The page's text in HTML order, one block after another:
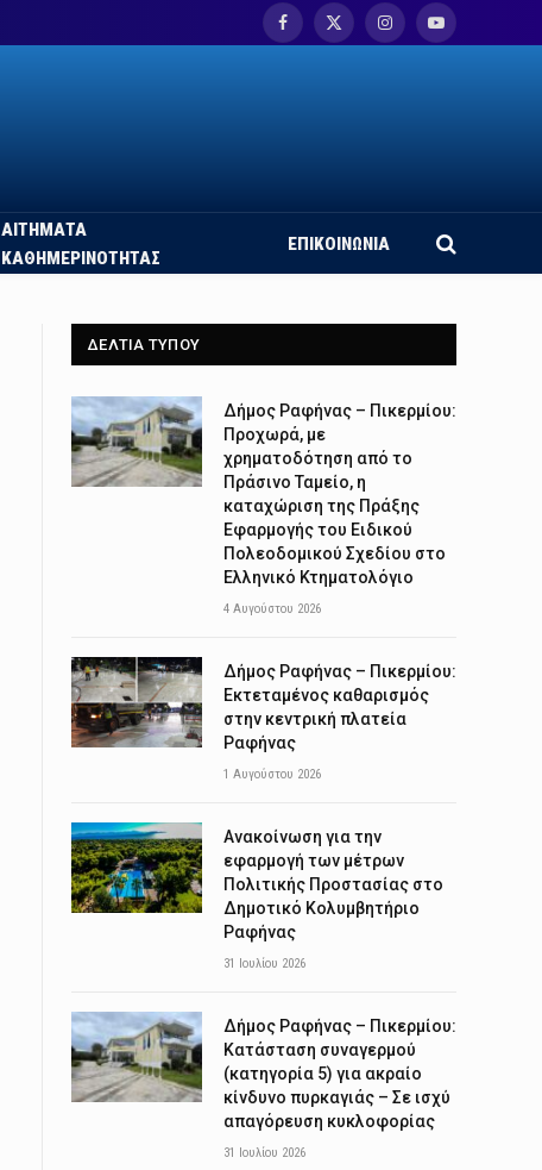
Facebook
X
InstagramYouTube
ΑΙΤΗΜΑΤΑ
ΚΑΘΗΜΕΡΙΝΟΤΗΤΑΣ
ΕΠΙΚΟΙΝΩΝΙΑ
ΔΕΛΤΙΑ ΤΥΠΟΥ
Δήμος Ραφήνας – Πικερμίου:
Προχωρά, με
χρηματοδότηση από το
Πράσινο Ταμείο, η
καταχώριση της Πράξης
Εφαρμογής του Ειδικού
Πολεοδομικού Σχεδίου στο
Ελληνικό Κτηματολόγιο
4 Αυγούστου 2026
Δήμος Ραφήνας – Πικερμίου:
Εκτεταμένος καθαρισμός
στην κεντρική πλατεία
Ραφήνας
1 Αυγούστου 2026
Ανακοίνωση για την
εφαρμογή των μέτρων
Πολιτικής Προστασίας στο
Δημοτικό Κολυμβητήριο
Ραφήνας
31 Ιουλίου 2026
Δήμος Ραφήνας – Πικερμίου:
Κατάσταση συναγερμού
(κατηγορία 5) για ακραίο
κίνδυνο πυρκαγιάς – Σε ισχύ
απαγόρευση κυκλοφορίας
31 Ιουλίου 2026